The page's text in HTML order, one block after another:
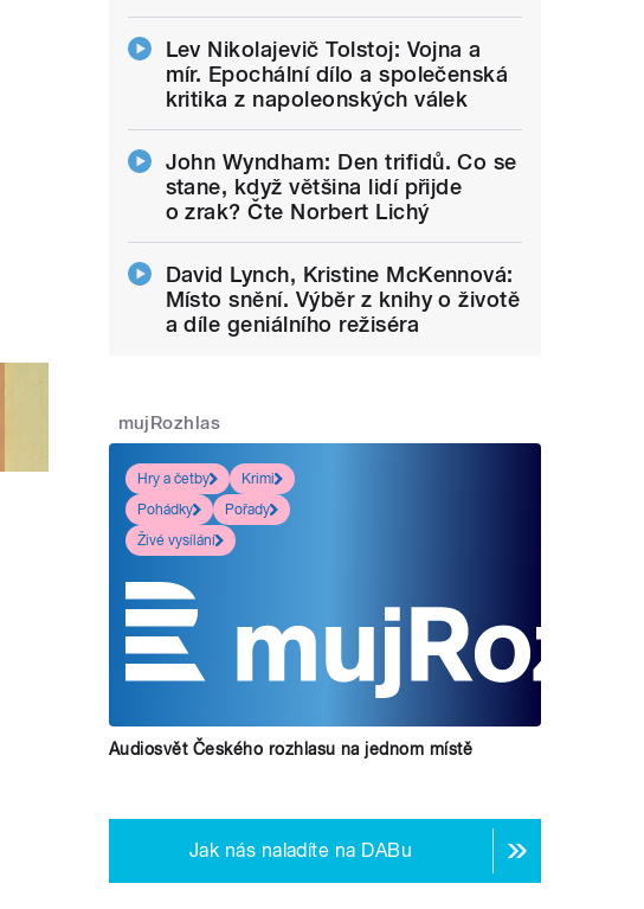
Lev Nikolajevič Tolstoj: Vojna a
mír. Epochální dílo a společenská
kritika z napoleonských válek
John Wyndham: Den trifidů. Co se
stane, když většina lidí přijde
o zrak? Čte Norbert Lichý
David Lynch, Kristine McKennová:
Místo snění. Výběr z knihy o životě
a díle geniálního režiséra
mujRozhlas
Hry a četby
Krimi
Pohádky
Pořady
Živé vysílání
Audiosvět Českého rozhlasu na jednom místě
Jak nás naladíte na DABu